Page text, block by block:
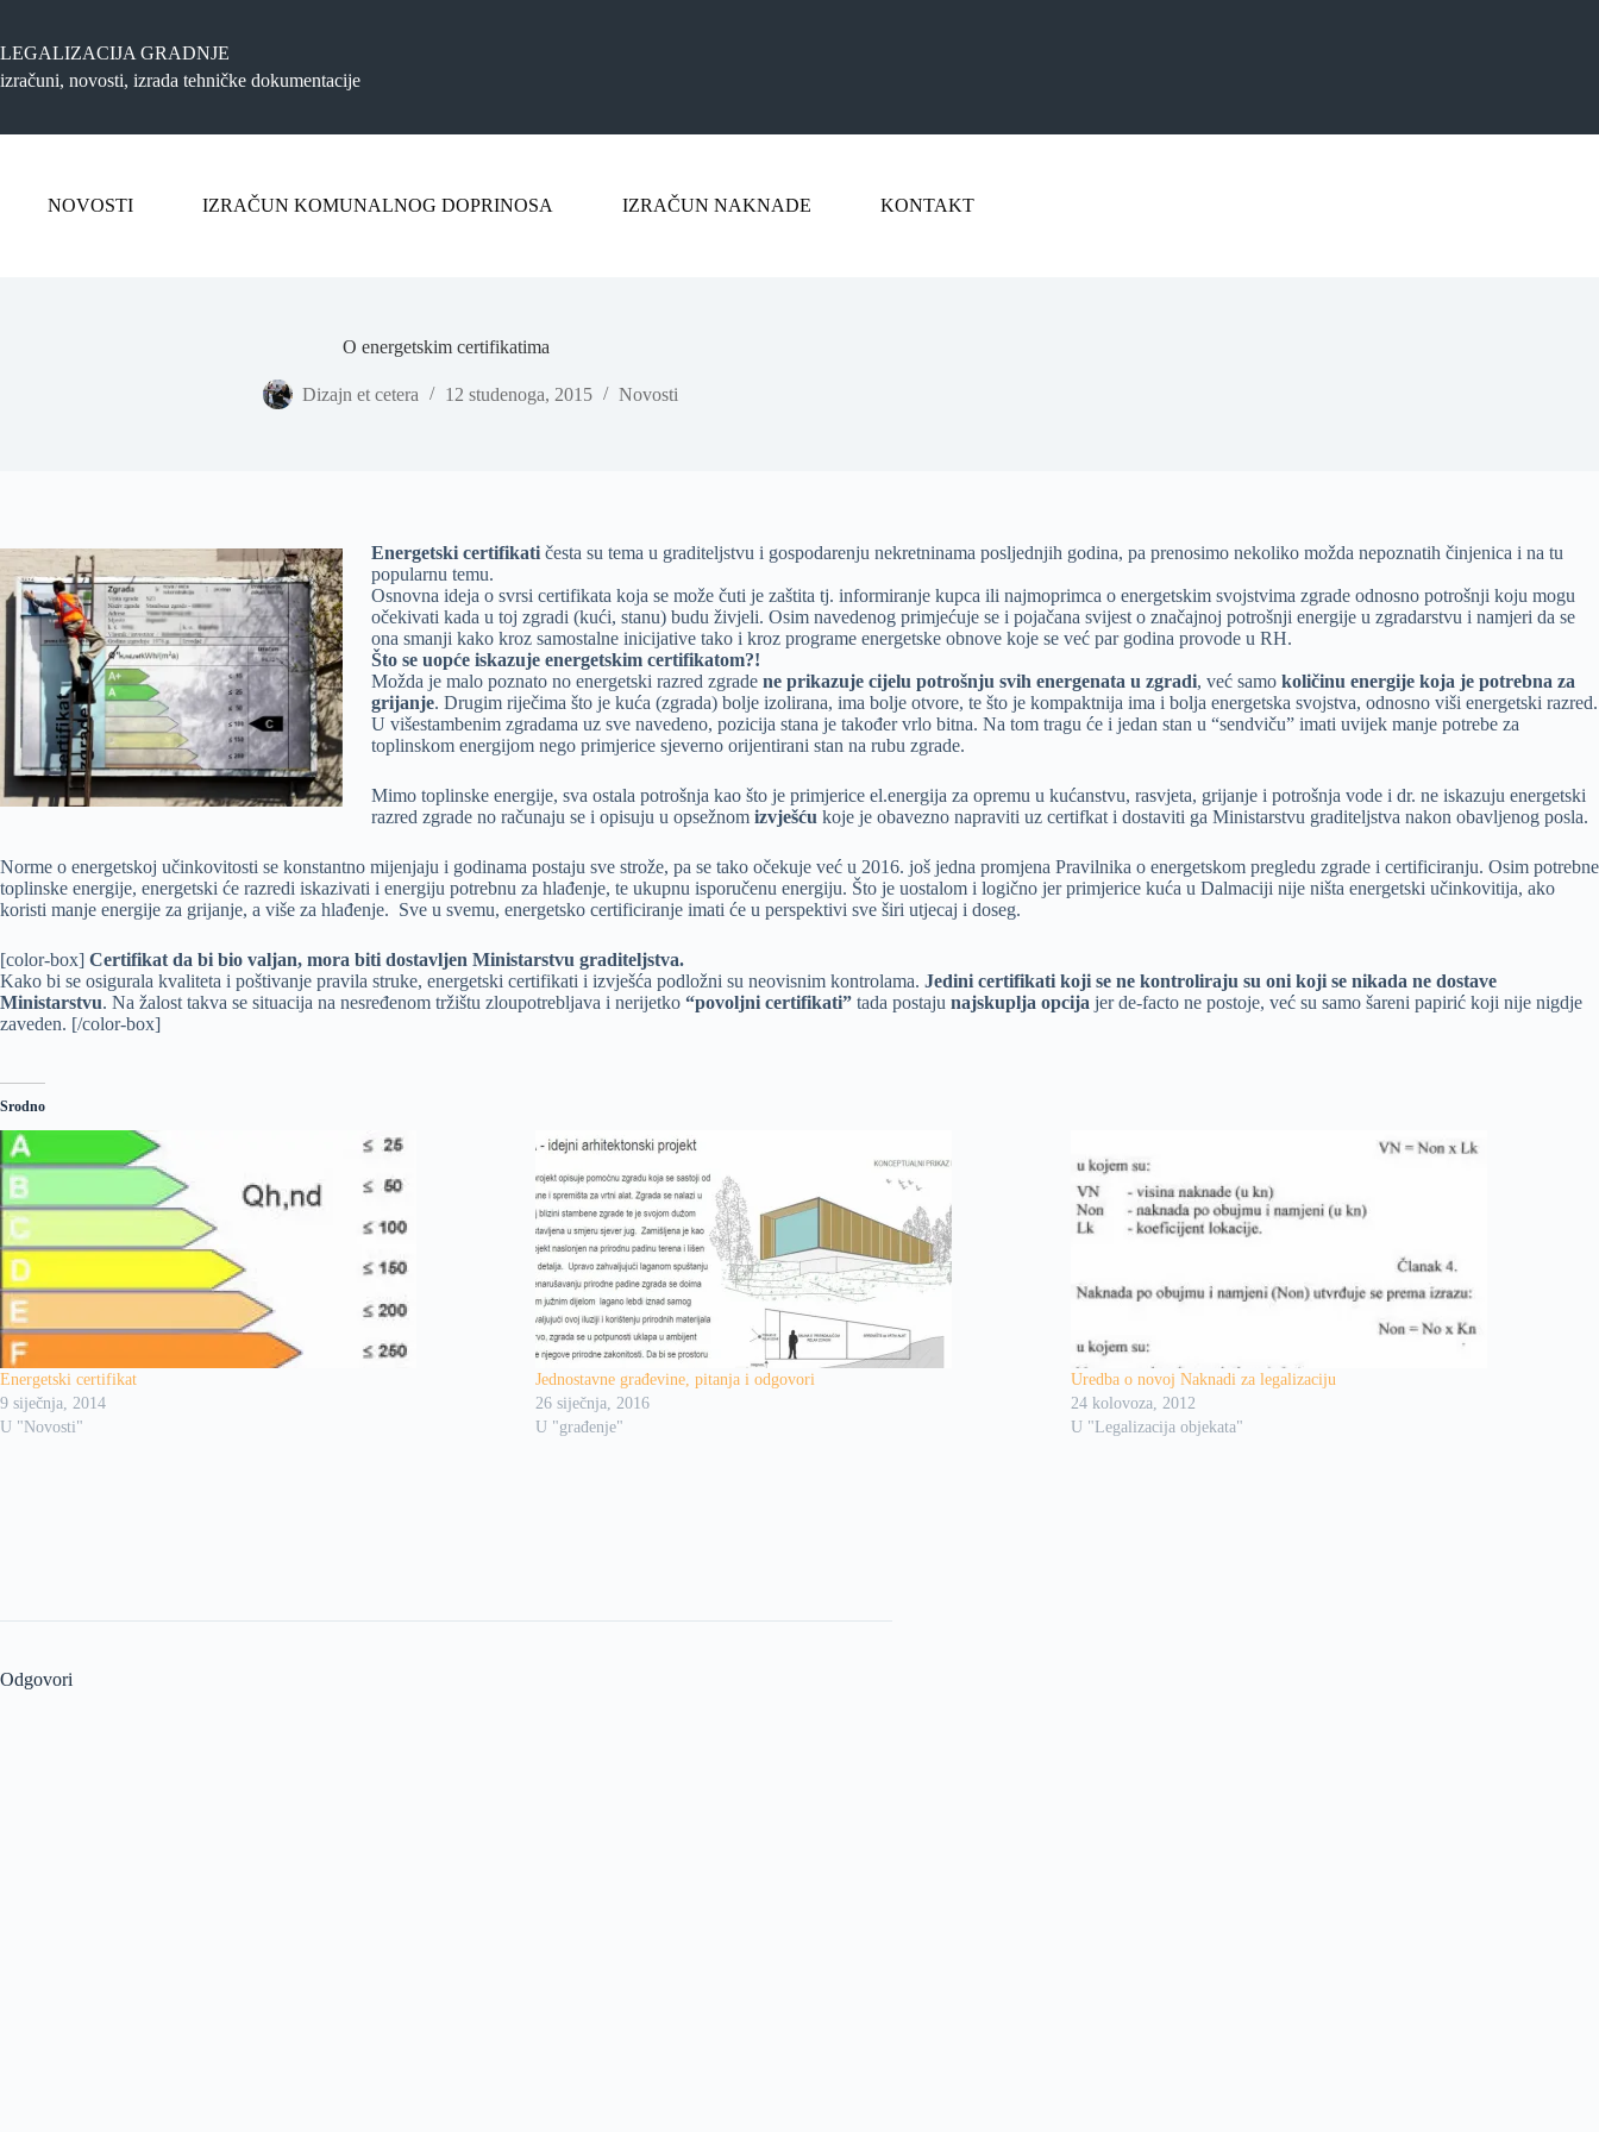
sadržaj
LEGALIZACIJA GRADNJE
izračuni, novosti, izrada tehničke dokumentacije
NOVOSTI IZRAČUN KOMUNALNOG DOPRINOSA IZRAČUN NAKNADE KONTAKT
O energetskim certifikatima
Dizajn et cetera 12 studenoga, 2015 Novosti
Energetski certifikati česta su tema u graditeljstvu i gospodarenju nekretninama posljednjih godina, pa prenosimo nekoliko možda nepoznatih činjenica i na tu
popularnu temu.
Osnovna ideja o svrsi certifikata koja se može čuti je zaštita tj. informiranje kupca ili najmoprimca o energetskim svojstvima zgrade odnosno potrošnji koju mogu
očekivati kada u toj zgradi (kući, stanu) budu živjeli. Osim navedenog primjećuje se i pojačana svijest o značajnoj potrošnji energije u zgradarstvu i namjeri da se
ona smanji kako kroz samostalne inicijative tako i kroz programe energetske obnove koje se već par godina provode u RH.
Što se uopće iskazuje energetskim certifikatom?!
Možda je malo poznato no energetski razred zgrade ne prikazuje cijelu potrošnju svih energenata u zgradi, već samo količinu energije koja je potrebna za
grijanje. Drugim riječima što je kuća (zgrada) bolje izolirana, ima bolje otvore, te što je kompaktnija ima i bolja energetska svojstva, odnosno viši energetski razred.
U višestambenim zgradama uz sve navedeno, pozicija stana je također vrlo bitna. Na tom tragu će i jedan stan u “sendviču” imati uvijek manje potrebe za
toplinskom energijom nego primjerice sjeverno orijentirani stan na rubu zgrade.
Mimo toplinske energije, sva ostala potrošnja kao što je primjerice el.energija za opremu u kućanstvu, rasvjeta, grijanje i potrošnja vode i dr. ne iskazuju energetski
razred zgrade no računaju se i opisuju u opsežnom izvješću koje je obavezno napraviti uz certifkat i dostaviti ga Ministarstvu graditeljstva nakon obavljenog posla.
Norme o energetskoj učinkovitosti se konstantno mijenjaju i godinama postaju sve strože, pa se tako očekuje već u 2016. još jedna promjena Pravilnika o energetskom pregledu zgrade i certificiranju. Osim potrebne
toplinske energije, energetski će razredi iskazivati i energiju potrebnu za hlađenje, te ukupnu isporučenu energiju. Što je uostalom i logično jer primjerice kuća u Dalmaciji nije ništa energetski učinkovitija, ako
koristi manje energije za grijanje, a više za hlađenje. Sve u svemu, energetsko certificiranje imati će u perspektivi sve širi utjecaj i doseg.
[color-box] Certifikat da bi bio valjan, mora biti dostavljen Ministarstvu graditeljstva.
Kako bi se osigurala kvaliteta i poštivanje pravila struke, energetski certifikati i izvješća podložni su neovisnim kontrolama. Jedini certifikati koji se ne kontroliraju su oni koji se nikada ne dostave
Ministarstvu. Na žalost takva se situacija na nesređenom tržištu zloupotrebljava i nerijetko “povoljni certifikati” tada postaju najskuplja opcija jer de-facto ne postoje, već su samo šareni papirić koji nije nigdje
zaveden. [/color-box]
Srodno
Energetski certifikat
9 siječnja, 2014
U "Novosti"
Jednostavne građevine, pitanja i odgovori
26 siječnja, 2016
U "građenje"
Uredba o novoj Naknadi za legalizaciju
24 kolovoza, 2012
U "Legalizacija objekata"
Odgovori